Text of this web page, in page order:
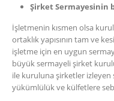
Şirket Sermayesinin
İşletmenin kısmen olsa
ortaklık yapısının tam ve
işletme için en uygun
büyük sermayeli şirket
ile kuruluna şirketler izleyen
yükümlülük ve külfetlere